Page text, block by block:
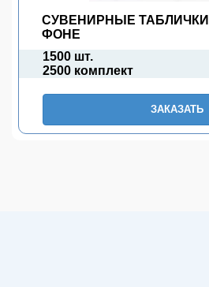
СУВЕНИРНЫЕ
ФОНЕ
1500 шт.
2500 комплект
ЗАКАЗАТЬ